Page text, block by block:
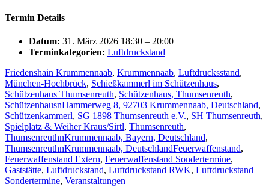
Termin Details
Datum: 31. März 2026 18:30 – 20:00
Terminkategorien: Luftdruckstand
Friedenshain Krummennaab, Krummennaab, Luftdrucksstand,
München-Hochbrück, Schießkammerl im Schützenhaus,
Schützenhaus Thumsenreuth, Schützenhaus, Thumsenreuth,
SchützenhausnHammerweg 8, 92703 Krummennaab, Deutschland,
Schützenkammerl, SG 1898 Thumsenreuth e.V., SH Thumsenreuth,
Spielplatz & Weiher Kraus/Sirtl, Thumsenreuth,
ThumsenreuthnKrummennaab, Bayern, Deutschland,
ThumsenreuthnKrummennaab, DeutschlandFeuerwaffenstand,
Feuerwaffenstand Extern, Feuerwaffenstand Sondertermine,
Gaststätte, Luftdruckstand, Luftdruckstand RWK, Luftdruckstand
Sondertermine, Veranstaltungen